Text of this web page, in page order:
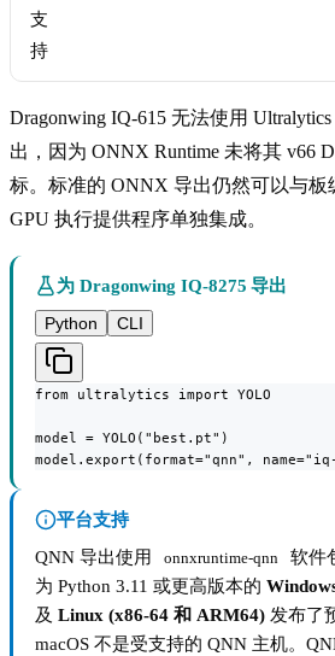
支
持
Dragonwing IQ-615 无法使用
出，因为 ONNX Runtime 未将其 v66
标。标准的 ONNX 导出仍然可以与板
GPU 执行提供程序单独集成。
为 Dragonwing IQ-8275 导出
Python
CLI
from ultralytics import YOLO
model = YOLO("best.pt")
model.export(format="qnn",
平台支持
QNN 导出使用
onnxruntime-qnn
软件
为 Python 3.11 或更高版本的
及 Linux (x86-64 和 ARM64) 发布了
macOS 不是受支持的 QNN 主机。